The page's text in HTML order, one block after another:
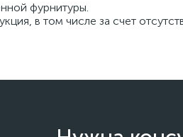
фурнитуры.
в том числе за счет